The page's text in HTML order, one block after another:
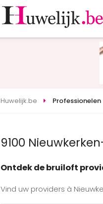
Huwelijk.be Professionelen
9100
Ontdek de bruiloft
Vind uw providers à